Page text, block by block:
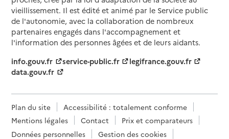
vieillissement. Il est édité et animé par le Service public
de l'autonomie, avec la collaboration de nombreux
partenaires engagés dans l'accompagnement et
l'information des personnes âgées et de leurs aidants.
info.gouv.fr
service-public.fr
legifrance.gouv.fr
data.gouv.fr
Plan du site
Accessibilité : totalement conforme
Mentions légales
Contact
Prix et comparateurs
Données personnelles
Gestion des cookies